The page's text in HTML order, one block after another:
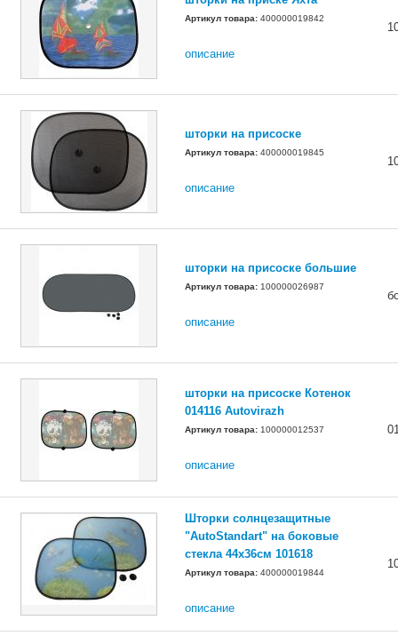
Артикул товара: 400000019842
описание
шторки на присоске
Артикул товара: 400000019845
описание
шторки на присоске большие
Артикул товара: 100000026987
описание
шторки на присоске Котенок
014116 Autovirazh
Артикул товара: 100000012537
описание
Шторки солнцезащитные
"AutoStandart" на боковые
стекла 44х36см 101618
Артикул товара: 400000019844
описание